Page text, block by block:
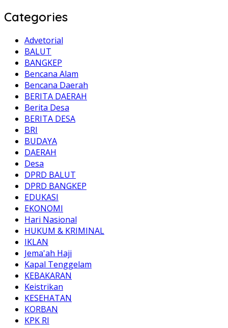
Categories
Advetorial
BALUT
BANGKEP
Bencana Alam
Bencana Daerah
BERITA DAERAH
Berita Desa
BERITA DESA
BRI
BUDAYA
DAERAH
Desa
DPRD BALUT
DPRD BANGKEP
EDUKASI
EKONOMI
Hari Nasional
HUKUM & KRIMINAL
IKLAN
Jema'ah Haji
Kapal Tenggelam
KEBAKARAN
Keistrikan
KESEHATAN
KORBAN
KPK RI